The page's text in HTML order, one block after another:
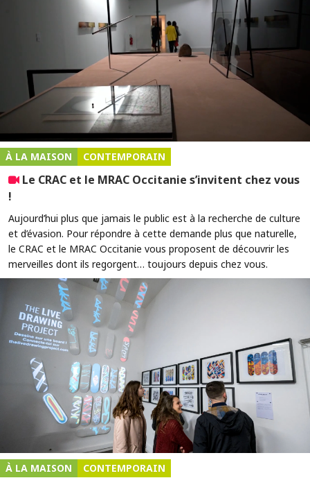
À LA MAISON CONTEMPORAIN
Le CRAC et le MRAC Occitanie s’invitent chez vous
!
Aujourd’hui plus que jamais le public est à la recherche de culture
et d’évasion. Pour répondre à cette demande plus que naturelle,
le CRAC et le MRAC Occitanie vous proposent de découvrir les
merveilles dont ils regorgent… toujours depuis chez vous.
À LA MAISON CONTEMPORAIN